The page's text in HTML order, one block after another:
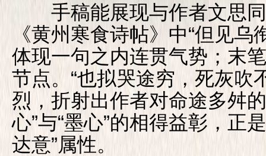
手稿能展现与作者文思同
《黄州寒食诗帖》中“但见
体现一句之内连贯气势；末
节点。“也拟哭途穷，死灰吹
烈，折射出作者对命途多舛
心”与“墨心”的相得益彰，正
达意”属性。